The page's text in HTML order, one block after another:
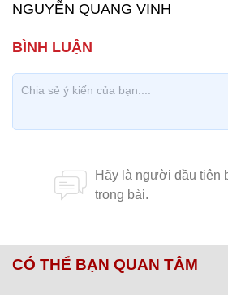
NGUYỄN QUANG VINH
CÓ THỂ BẠN QUAN TÂM